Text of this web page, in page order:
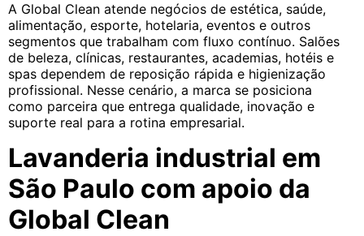
A Global Clean atende negócios de estética, saúde,
alimentação, esporte, hotelaria, eventos e outros
segmentos que trabalham com fluxo contínuo. Salões
de beleza, clínicas, restaurantes, academias, hotéis e
spas dependem de reposição rápida e higienização
profissional. Nesse cenário, a marca se posiciona
como parceira que entrega qualidade, inovação e
suporte real para a rotina empresarial.
Lavanderia industrial em
São Paulo com apoio da
Global Clean